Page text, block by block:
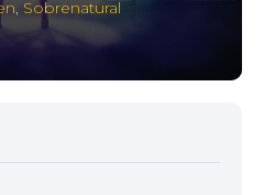
, Sobrenatural